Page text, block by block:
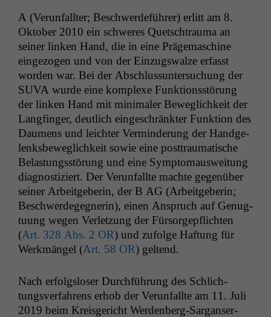
A (Verun­fall­ter; Beschw­erde­führer) erlitt am 8.
Okto­ber 2010 ein schw­eres Quetschtrau­ma an
sein­er linken Hand, die in eine Präge­mas­chine
einge­zo­gen und von der Einzugswalze erfasst
wor­den war. Bei der Abschlus­sun­ter­suchung der
SUVA wurde eine kom­plexe Funk­tion­sstörung
der linken Hand mit min­i­maler Beweglichkeit der
Langfin­ger, deut­lich eingeschränk­ter Funk­tion des
Dau­mens und leichter Ver­min­derung der Handge­
lenks­be­weglichkeit sowie eine post­trau­ma­tis­che
Belas­tungsstörung und eine Symp­tomausweitung
diag­nos­tiziert. Der Verun­fallte machte gegenüber
sein­er Arbeit­ge­berin, der B AG (Arbeit­ge­berin;
Beschw­erdegeg­ner­in), einen Anspruch auf Genug­
tu­ung wegen Ver­let­zung der Für­sorgepflicht­en
(Art. 328 Abs. 2 OR) und zufolge Haf­tung für
Werk­män­gel (Art. 58 OR) gel­tend.
Nach erfol­gslos­er Durch­führung des Schlich­
tungsver­fahrens erhob der Verun­fallte am 11. Juli
2019 beim Kreis­gericht Wer­den­berg-Sar­ganser­